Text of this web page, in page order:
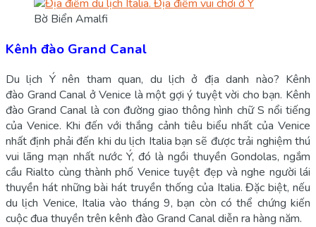
Bờ Biển Amalfi
Kênh đào Grand Canal
Du lịch Ý nên tham quan, du lịch ở địa danh nào? Kênh
đào Grand Canal ở Venice là một gợi ý tuyệt vời cho bạn. Kênh
đào Grand Canal là con đường giao thông hình chữ S nổi tiếng
của Venice. Khi đến với thắng cảnh tiêu biểu nhất của Venice
nhất định phải đến khi du lịch Italia bạn sẽ được trải nghiệm thú
vui lãng mạn nhất nước Ý, đó là ngồi thuyền Gondolas, ngắm
cầu Rialto cùng thành phố Venice tuyệt đẹp và nghe người lái
thuyền hát những bài hát truyền thống của Italia. Đặc biệt, nếu
du lịch Venice, Italia vào tháng 9, bạn còn có thể chứng kiến
cuộc đua thuyền trên kênh đào Grand Canal diễn ra hàng năm.